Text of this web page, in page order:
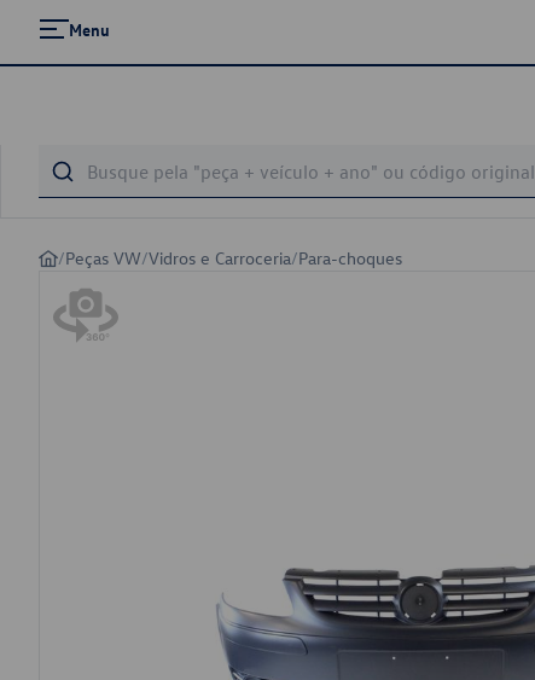
Menu
/Peças VW/Vidros e Carroceria/Para-choques